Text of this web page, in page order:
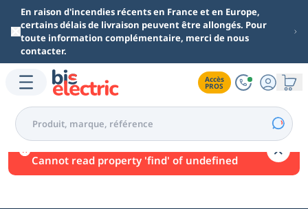
Aller au contenu principal
En raison d'incendies récents en France et en Europe,
certains délais de livraison peuvent être allongés. Pour
toute information complémentaire, merci de nous
contacter.
Accès
PROS
Une erreur est survenue.
Cannot read property 'find' of undefined